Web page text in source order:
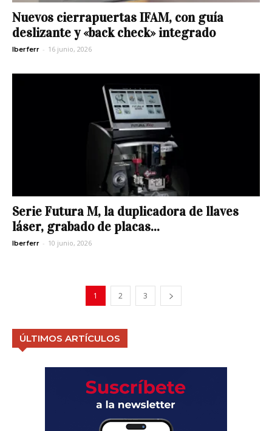
Nuevos cierrapuertas IFAM, con guía
deslizante y «back check» integrado
Iberferr - 16 junio, 2026
Serie Futura M, la duplicadora de llaves
láser, grabado de placas...
Iberferr - 10 junio, 2026
1 2 3
ÚLTIMOS ARTÍCULOS